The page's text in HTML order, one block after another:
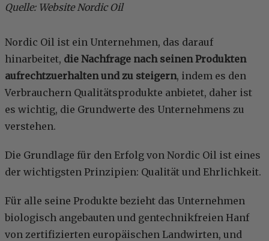
Quelle: Website Nordic Oil
Nordic Oil ist ein Unternehmen, das darauf
hinarbeitet, die Nachfrage nach seinen Produkten
aufrechtzuerhalten und zu steigern, indem es den
Verbrauchern Qualitätsprodukte anbietet, daher ist
es wichtig, die Grundwerte des Unternehmens zu
verstehen.
Die Grundlage für den Erfolg von Nordic Oil ist eines
der wichtigsten Prinzipien: Qualität und Ehrlichkeit.
Für alle seine Produkte bezieht das Unternehmen
biologisch angebauten und gentechnikfreien Hanf
von zertifizierten europäischen Landwirten, und